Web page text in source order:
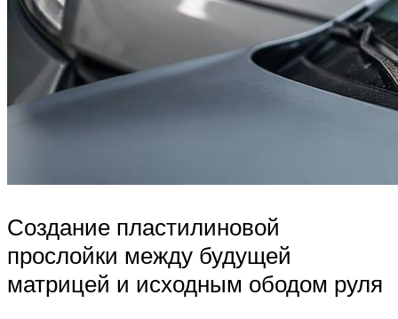
Создание пластилиновой
прослойки между будущей
матрицей и исходным ободом руля